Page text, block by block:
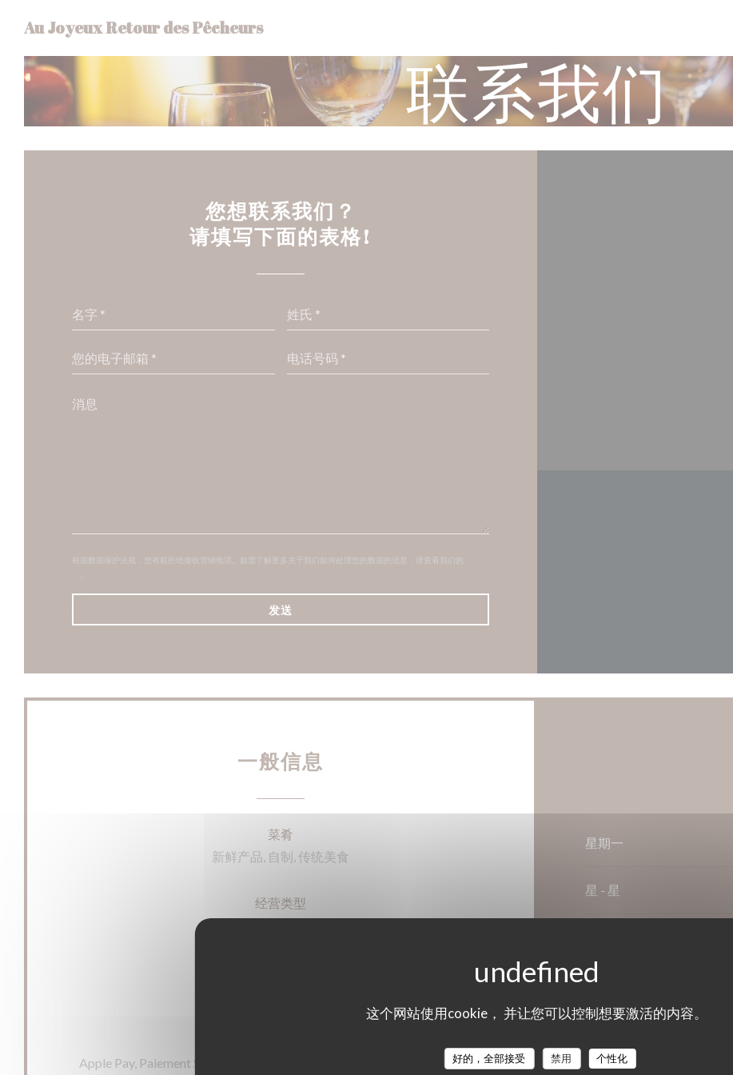
这个网站使用cookie， 并让您可以控制想要激活的内容。
好的，全部接受 禁用 个性化
Au Joyeux Retour des Pêcheurs
联系我们
您想联系我们？
请填写下面的表格!
根据数据保护法规，您有权拒绝接收营销电话。如需了解更多关于我们如何处理您的数据的信息，请查看我们的
一般信息
菜肴
新鲜产品, 自制, 传统美食
经营类型
Apple Pay, Paiement Sans联系人, 欧洲卡/万事达卡, Titres餐厅, 现金, 签证,
星期一
星 - 星
星